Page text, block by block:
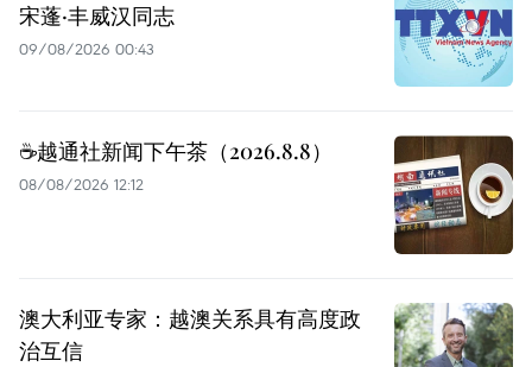
宋蓬·丰威汉同志
09/08/2026 00:43
☕️越通社新闻下午茶（2026.8.8）
08/08/2026 12:12
澳大利亚专家：越澳关系具有高度政
治互信